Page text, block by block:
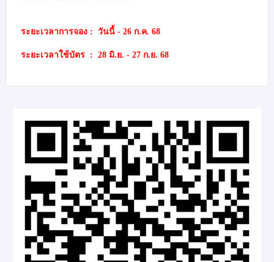
ระยะเวลาการจอง : วันนี้ - 26 ก.ค. 68
ระยะเวลาใช้บัตร : 28 มิ.ย. - 27 ก.ย. 68